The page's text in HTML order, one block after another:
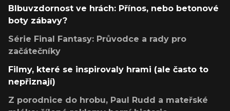
Blbuvzdornost ve hrách: Přínos, nebo betonové
boty zábavy?
Série Final Fantasy: Průvodce a rady pro
začátečníky
Filmy, které se inspirovaly hrami (ale často to
nepřiznají)
Z porodnice do hrobu, Paul Rudd a mateřské